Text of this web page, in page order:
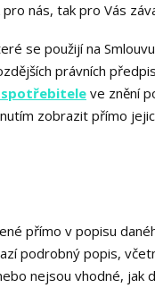
nás, tak pro Vás
se použijí na
právních
spotřebitele ve znění
zobrazit přímo
přímo v popisu
podrobný popis,
nejsou vhodné, jak